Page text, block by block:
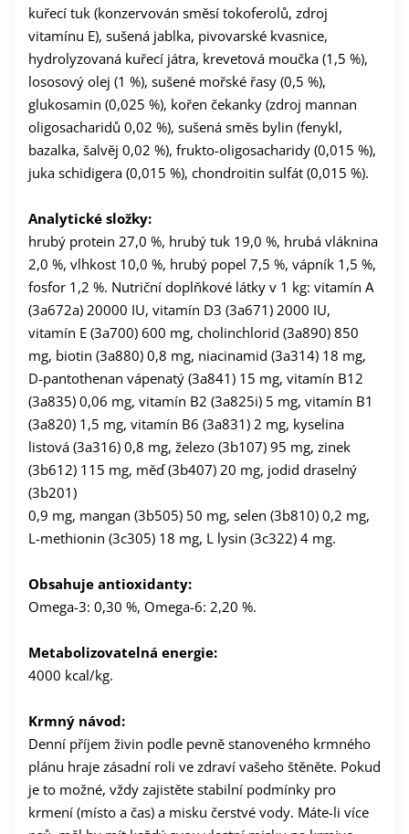
kuřecí tuk (konzervován směsí tokoferolů, zdroj
vitamínu E), sušená jablka, pivovarské kvasnice,
hydrolyzovaná kuřecí játra, krevetová moučka (1,5 %),
lososový olej (1 %), sušené mořské řasy (0,5 %),
glukosamin (0,025 %), kořen čekanky (zdroj mannan
oligosacharidů 0,02 %), sušená směs bylin (fenykl,
bazalka, šalvěj 0,02 %), frukto-oligosacharidy (0,015 %),
juka schidigera (0,015 %), chondroitin sulfát (0,015 %).
Analytické složky:
hrubý protein 27,0 %, hrubý tuk 19,0 %, hrubá vláknina
2,0 %, vlhkost 10,0 %, hrubý popel 7,5 %, vápník 1,5 %,
fosfor 1,2 %. Nutriční doplňkové látky v 1 kg: vitamín A
(3a672a) 20000 IU, vitamín D3 (3a671) 2000 IU,
vitamín E (3a700) 600 mg, cholinchlorid (3a890) 850
mg, biotin (3a880) 0,8 mg, niacinamid (3a314) 18 mg,
D-pantothenan vápenatý (3a841) 15 mg, vitamín B12
(3a835) 0,06 mg, vitamín B2 (3a825i) 5 mg, vitamín B1
(3a820) 1,5 mg, vitamín B6 (3a831) 2 mg, kyselina
listová (3a316) 0,8 mg, železo (3b107) 95 mg, zinek
(3b612) 115 mg, měď (3b407) 20 mg, jodid draselný
(3b201)
0,9 mg, mangan (3b505) 50 mg, selen (3b810) 0,2 mg,
L-methionin (3c305) 18 mg, L lysin (3c322) 4 mg.
Obsahuje antioxidanty:
Omega-3: 0,30 %, Omega-6: 2,20 %.
Metabolizovatelná energie:
4000 kcal/kg.
Krmný návod:
Denní příjem živin podle pevně stanoveného krmného
plánu hraje zásadní roli ve zdraví vašeho štěněte. Pokud
je to možné, vždy zajistěte stabilní podmínky pro
krmení (místo a čas) a misku čerstvé vody. Máte-li více